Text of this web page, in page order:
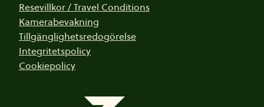
Resevillkor / Travel Conditions
Kamerabevakning
Tillgänglighetsredogörelse
Integritetspolicy
Cookiepolicy